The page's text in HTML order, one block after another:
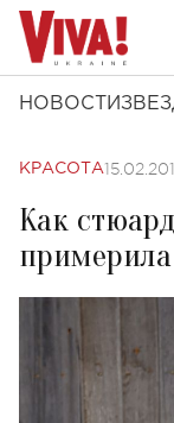
НОВОСТИ
КРАСОТА
Как